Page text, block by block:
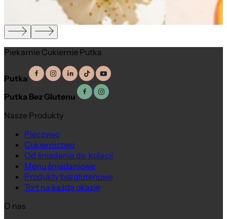
Piekarnie Cukiernie Putka
Putka
Putka Bez Glutenu
Nasze Produkty
Pieczywo
Cukiernictwo
Od śniadania do kolacji
Menu śniadaniowe
Produkty bezglutenowe
Tort na każdą okazję
O nas